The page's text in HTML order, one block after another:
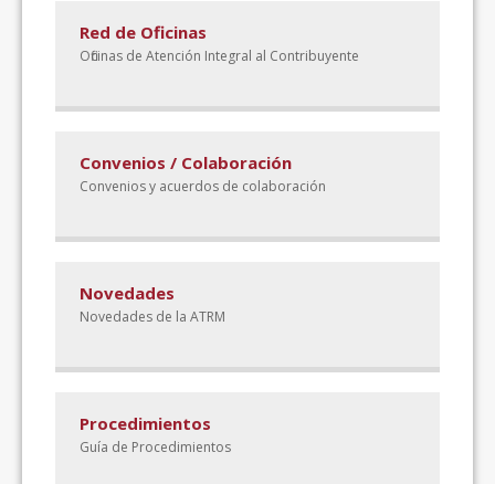
Red de Oficinas
Oficinas de Atención Integral al Contribuyente
Convenios / Colaboración
Convenios y acuerdos de colaboración
Novedades
Novedades de la ATRM
Procedimientos
Guía de Procedimientos